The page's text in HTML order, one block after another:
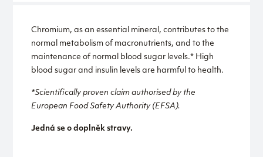
Chromium, as an essential mineral, contributes to the
normal metabolism of macronutrients, and to the
maintenance of normal blood sugar levels.* High
blood sugar and insulin levels are harmful to health.
*Scientifically proven claim authorised by the
European Food Safety Authority (EFSA).
Jedná se o doplněk stravy.